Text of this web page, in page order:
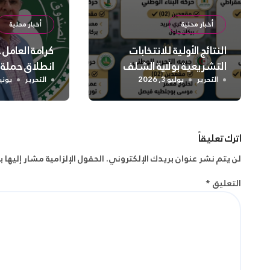
أخبار محلية
النتائج الأولية للانتخابات
التشريعية بولاية الشلف
التحرير يوليو 3, 2026
أخبار محلية
كرامة
انطلاق
واسعة
الجسدية
التحرير يونيو
اترك تعليقاً
لن يتم نشر عنوان بريدك الإلكتروني.الحقول الإلزامية مشار إليها
التعليق*